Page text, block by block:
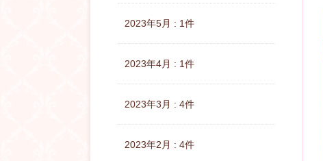
2023年5月 : 1件
2023年4月 : 1件
2023年3月 : 4件
2023年2月 : 4件